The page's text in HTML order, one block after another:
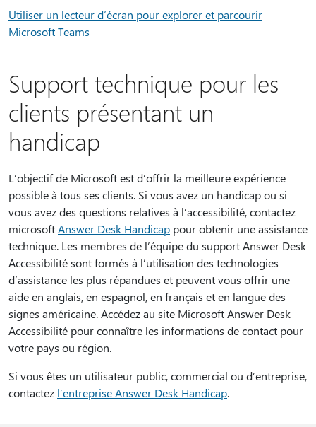
Utiliser un lecteur d’écran pour explorer et parcourir
Microsoft Teams
Support technique pour les
clients présentant un
handicap
L’objectif de Microsoft est d’offrir la meilleure expérience
possible à tous ses clients. Si vous avez un handicap ou si
vous avez des questions relatives à l’accessibilité, contactez
microsoftAnswer Desk Handicap pour obtenir une assistance
technique. Les membres de l’équipe du support Answer Desk
Accessibilité sont formés à l’utilisation des technologies
d’assistance les plus répandues et peuvent vous offrir une
aide en anglais, en espagnol, en français et en langue des
signes américaine. Accédez au site Microsoft Answer Desk
Accessibilité pour connaître les informations de contact pour
votre pays ou région.
Si vous êtes un utilisateur public, commercial ou d’entreprise,
contactez l’entreprise Answer Desk Handicap.